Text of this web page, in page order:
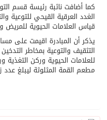
كما أضافت نائبة رئيسة قسم
الغدد العرقية القيحي
قياس العلامات الحيوية للمريض
التثقيف والتوعية بمخاطر
للعلامات الحيوية وركن التغذية
مطعم القمة المثلوثة ليبلغ عدد زوار الفعالية